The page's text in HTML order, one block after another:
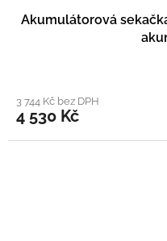
Akumulátorová
3 744 Kč bez DPH
4 530 Kč